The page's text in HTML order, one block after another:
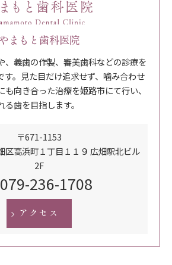
やまもと歯科医院
、義歯の作製、審美歯科などの診療を
す。見た目だけ追求せず、噛み合わせ
向き合った治療を姫路市にて行い、
歯を目指します。
〒671-1153
区高浜町１丁目１１９ 広畑駅北ビル
2F
079-236-1708
アクセス